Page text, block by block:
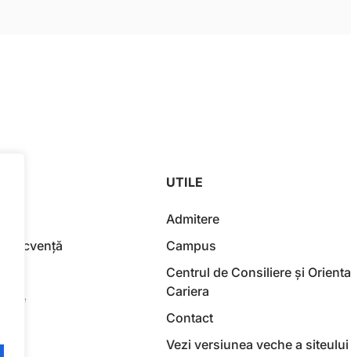
frecvență
UTILE
Admitere
Campus
Centrul de Consiliere și
Cariera
Contact
Vezi versiunea veche a siteului